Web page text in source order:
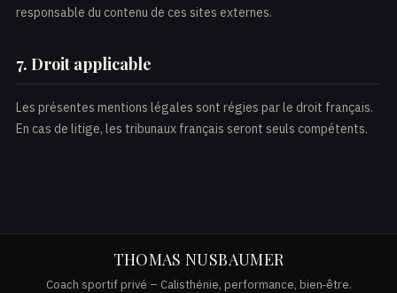
responsable du contenu de ces sites externes.
7. Droit applicable
Les présentes mentions légales sont régies par le droit français.
En cas de litige, les tribunaux français seront seuls compétents.
THOMAS NUSBAUMER
Coach sportif privé – Calisthénie, performance, bien‑être.